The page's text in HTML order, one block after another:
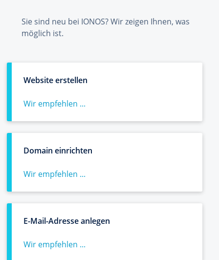
Sie sind neu bei IONOS? Wir zeigen Ihnen, was
möglich ist.
Website erstellen
Wir empfehlen ...
Domain einrichten
Wir empfehlen ...
E-Mail-Adresse anlegen
Wir empfehlen ...